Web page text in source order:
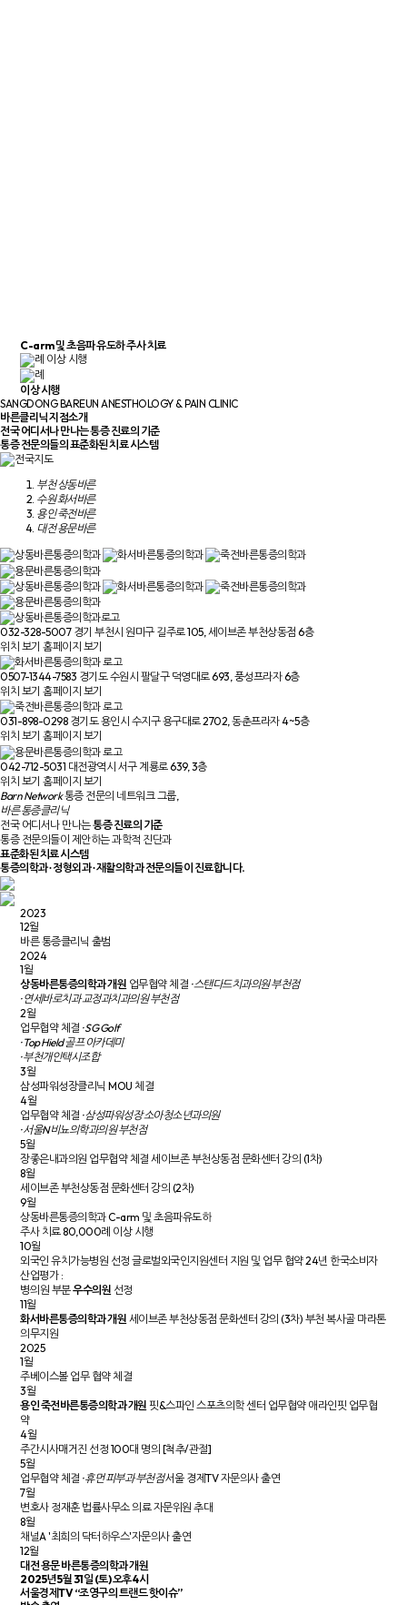
C-arm 및 초음파 유도하 주사 치료
례 이상 시행
례
이상 시행
SANGDONG BAREUN ANESTHOLOGY & PAIN CLINIC
바른클리닉 지점소개
전국 어디서나 만나는통증 진료의 기준
통증 전문의들의 표준화된 치료 시스템
부천 상동바른
수원 화서바른
용인 죽전바른
대전 용문바른
032-328-5007 경기 부천시 원미구 길주로 105, 세이브존 부천상동점 6층
위치 보기 홈페이지 보기
0507-1344-7583 경기도 수원시 팔달구 덕영대로 693, 풍성프라자 6층
위치 보기 홈페이지 보기
031-898-0298 경기도 용인시 수지구 용구대로 2702, 동춘프라자 4~5층
위치 보기 홈페이지 보기
042-712-5031 대전광역시 서구 계룡로 639, 3층
위치 보기 홈페이지 보기
Barn Network통증 전문의 네트워크 그룹,
바른 통증클리닉
전국 어디서나 만나는통증 진료의 기준
통증 전문의들이 제안하는 과학적 진단과
표준화된 치료 시스템
통증의학과 ∙ 정형외과 ∙ 재활의학과 전문의들이 진료합니다.
2023
12월
바른 통증클리닉 출범
2024
1월
상동바른통증의학과 개원 업무협약 체결 · 스탠다드치과의원 부천점
· 연세바로치과 교정과치과의원 부천점
2월
업무협약 체결 · SG Golf
· Top Hield 골프 아카데미
· 부천개인택시조합
3월
삼성파워성장클리닉 MOU 체결
4월
업무협약 체결 · 삼성파워성장 소아청소년과의원
· 서울N비뇨의학과의원 부천점
5월
장좋은내과의원 업무협약 체결 세이브존 부천상동점 문화센터 강의 (1차)
8월
세이브존 부천상동점 문화센터 강의 (2차)
9월
상동바른통증의학과 C-arm 및 초음파유도하
주사 치료 80,000례 이상 시행
10월
외국인 유치가능병원 선정 글로벌외국인지원센터 지원 및 업무 협약24년 한국소비자
산업평가 :
병·의원 부분우수의원 선정
11월
화서바른통증의학과 개원 세이브존 부천상동점 문화센터 강의 (3차) 부천 복사골 마라톤
의무지원
2025
1월
주베이스볼 업무 협약 체결
3월
용인 죽전바른통증의학과 개원 핏&스파인 스포츠의학 센터 업무협약 애라인핏 업무협
약
4월
주간시사매거진 선정 100대 명의 [척추/관절]
5월
업무협약 체결 · 휴먼 피부과 부천점서울 경제TV 자문의사 출연
7월
변호사 정재훈 법률사무소 의료 자문위원 추대
8월
채널A '최희의 닥터하우스'자문의사 출연
12월
대전 용문 바른통증의학과 개원
2025년 5월 31일 (토) 오후 4시
서울경제TV “조영구의 트랜드 핫이슈”